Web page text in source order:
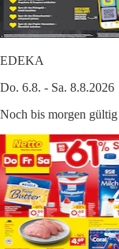
EDEKA
Do. 6.8. - Sa. 8.8.2026
Noch bis morgen gültig